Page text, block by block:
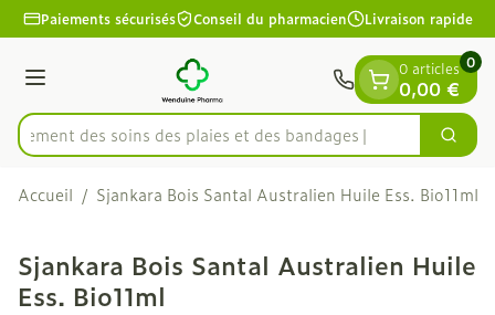
Aller au contenu
1 de 1
Paiements sécurisés Conseil du pharmacien Livraison rapide
Menu
Rechercherdes soins des plaies et des bandages
0 articles
0,00 €
0
Accueil / Sjankara Bois Santal Australien Huile Ess. Bio11ml
Sjankara Bois Santal Australien Huile
Ess. Bio11ml